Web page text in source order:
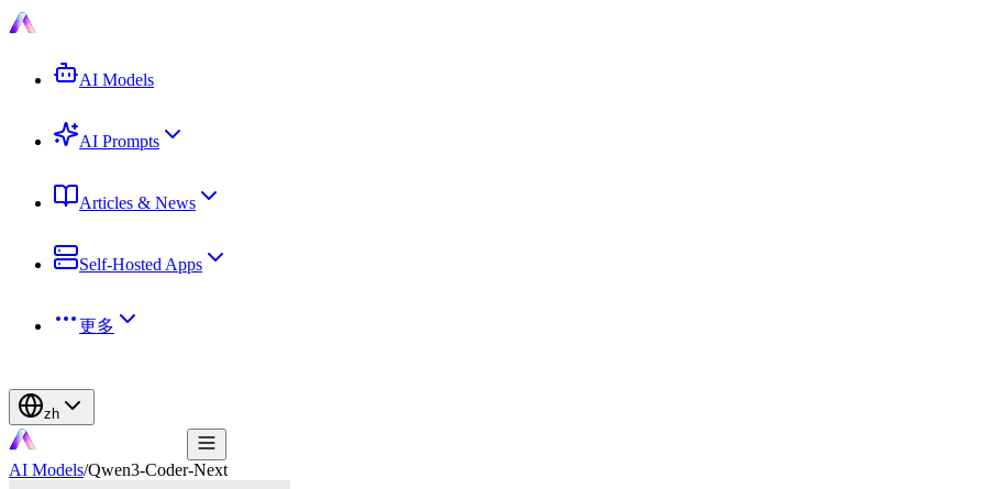
AI Models
AI Prompts
Articles & News
Self-Hosted Apps
更多
zh
AI Models/Qwen3-Coder-Next